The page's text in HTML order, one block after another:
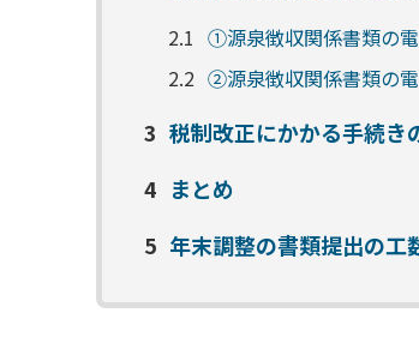
2.1 ①源泉徴収関係書類の
2.2 ②源泉徴収関係書類の
3 税制改正にかかる手続き
4 まとめ
5 年末調整の書類提出の工